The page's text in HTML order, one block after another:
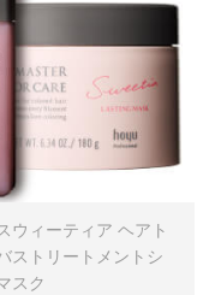
ィーティア ヘアト
ストリートメントシ
スク